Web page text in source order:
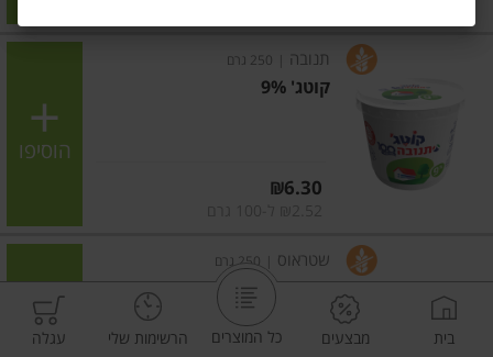
תנובה 250 גרם
קוטג' 9%
₪6.30
הוסיפו
שטראוס 250 גרם
קוטג' 5%
בית מבצעים כל המוצרים הרשימות שלי עגלה